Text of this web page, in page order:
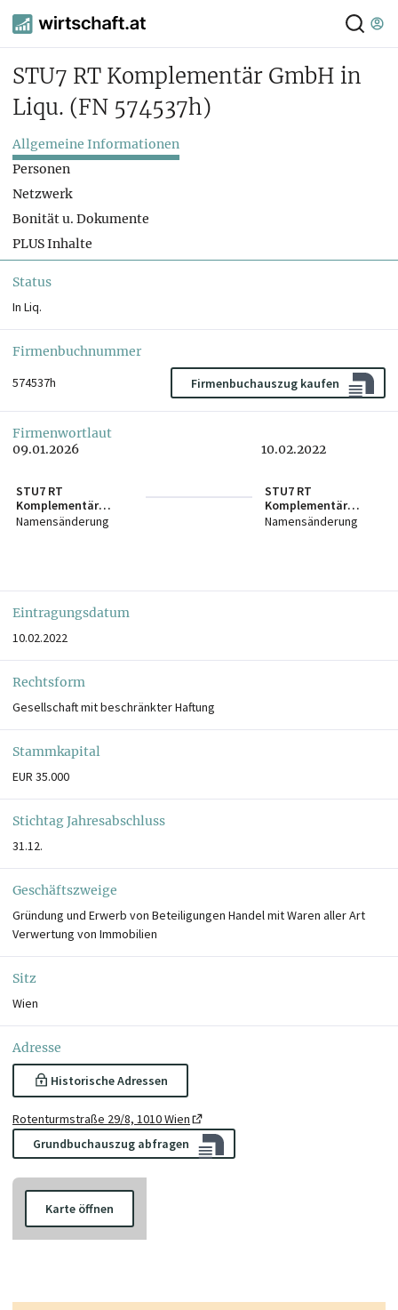
STU7 RT Komplementär GmbH in
Liqu. (FN 574537h)
Allgemeine Informationen
Personen
Netzwerk
Bonität u. Dokumente
PLUS Inhalte
Status
In Liq.
Firmenbuchnummer
574537h
Firmenbuchauszug kaufen
Firmenwortlaut
09.01.2026
STU7 RT
Komplementär
GmbH in Liqu.
Namensänderung
10.02.2022
STU7 RT
Komplementär
GmbH
Namensänderung
Eintragungsdatum
10.02.2022
Rechtsform
Gesellschaft mit beschränkter Haftung
Stammkapital
EUR 35.000
Stichtag Jahresabschluss
31.12.
Geschäftszweige
Gründung und Erwerb von Beteiligungen Handel mit Waren aller Art
Verwertung von Immobilien
Sitz
Wien
Adresse
Historische Adressen
Rotenturmstraße 29/8, 1010 Wien
Grundbuchauszug abfragen
Karte öffnen